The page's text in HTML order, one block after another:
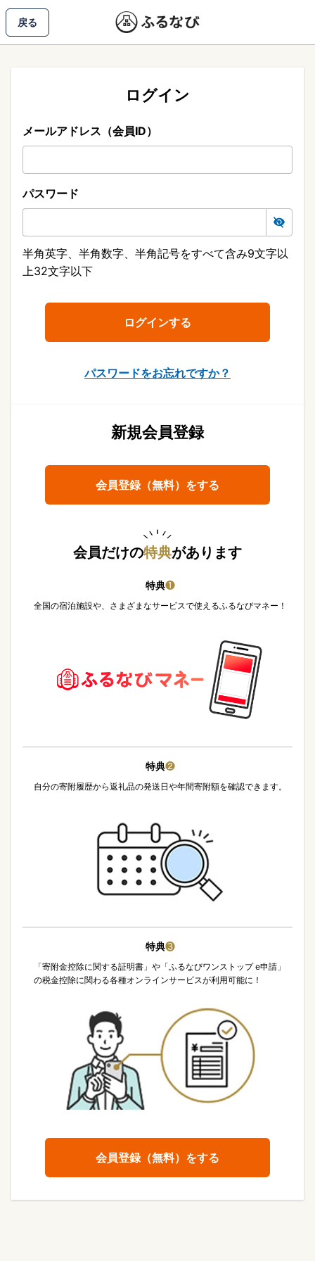
戻る
ログイン
メールアドレス（会員ID）
パスワード
半角英字、半角数字、半角記号をすべて含み9文字以
上32文字以下
パスワードをお忘れですか？
新規会員登録
会員登録（無料）をする
会員だけの特典があります
特典❶
全国の宿泊施設や、さまざまなサービスで使えるふるなびマネー！
特典❷
自分の寄附履歴から返礼品の発送日や年間寄附額を確認できます。
特典❸
「寄附金控除に関する証明書」や「ふるなびワンストップ e申請」
の税金控除に関わる各種オンラインサービスが利用可能に！
会員登録（無料）をする